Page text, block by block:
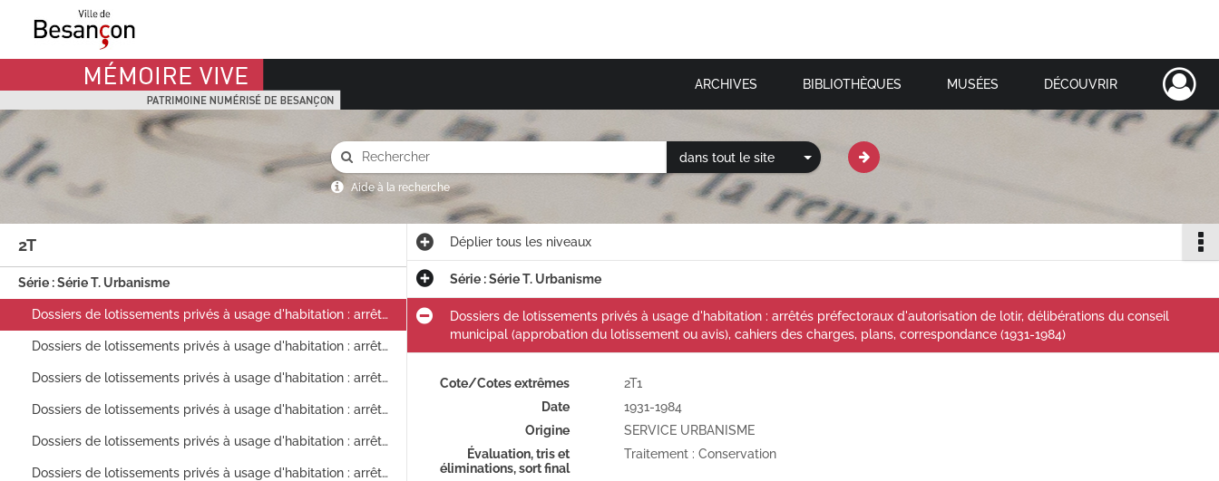
Mémoire Vive patrimoine numérisé de Besançon ARCHIVES BIBLIOTHÈQUES MUSÉES DÉCOUVRIR
dans tout le site
Aide à la recherche
2T
Série : Série T. Urbanisme
Dossiers de lotissements privés à usage d'habitation : arrêtés préfectoraux d'autorisation de lotir, délibérations du conseil municipal (approbation du lotissement ou avis), cahiers des charges, plans, correspondance (1931-1984)
Dossiers de lotissements privés à usage d'habitation : arrêtés préfectoraux d'autorisation de lotir, délibérations du conseil municipal (approbation du lotissement ou avis), cahiers des charges, plans, correspondance (1931-1971)
Dossiers de lotissements privés à usage d'habitation : arrêtés préfectoraux d'autorisation de lotir, délibérations du conseil municipal (approbation du lotissement ou avis), cahiers des charges, plans, correspondance (1935-1969)
Dossiers de lotissements privés à usage d'habitation : arrêtés préfectoraux d'autorisation de lotir, délibérations du conseil municipal (approbation du lotissement ou avis), cahiers des charges, plans, correspondance (1931-1972)
Dossiers de lotissements privés à usage d'habitation : arrêtés préfectoraux d'autorisation de lotir, délibérations du conseil municipal (approbation du lotissement ou avis), cahiers des charges, plans, correspondance (1924-1985)
Dossiers de lotissements privés à usage d'habitation : arrêtés préfectoraux d'autorisation de lotir, délibérations du conseil municipal (approbation du lotissement ou avis), cahiers des charges, plans, correspondance (1923-1965)
Dépliertous les niveaux
Série : Série T. Urbanisme
Dossiers de lotissements privés à usage d'habitation : arrêtés préfectoraux d'autorisation de lotir, délibérations du conseil
municipal (approbation du lotissement ou avis), cahiers des charges, plans, correspondance (1931-1984)
Cote/Cotes extrêmes
2T1
Date
1931-1984
Origine
SERVICE URBANISME
Évaluation, tris et
éliminations, sort final
Traitement : Conservation